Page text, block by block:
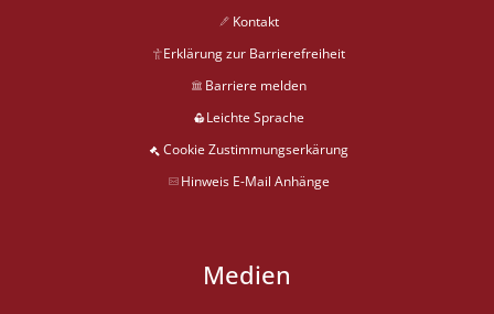
Kontakt
Erklärung zur Barrierefreiheit
Barriere melden
Leichte Sprache
Cookie Zustimmungserkärung
Hinweis E-Mail Anhänge
Medien